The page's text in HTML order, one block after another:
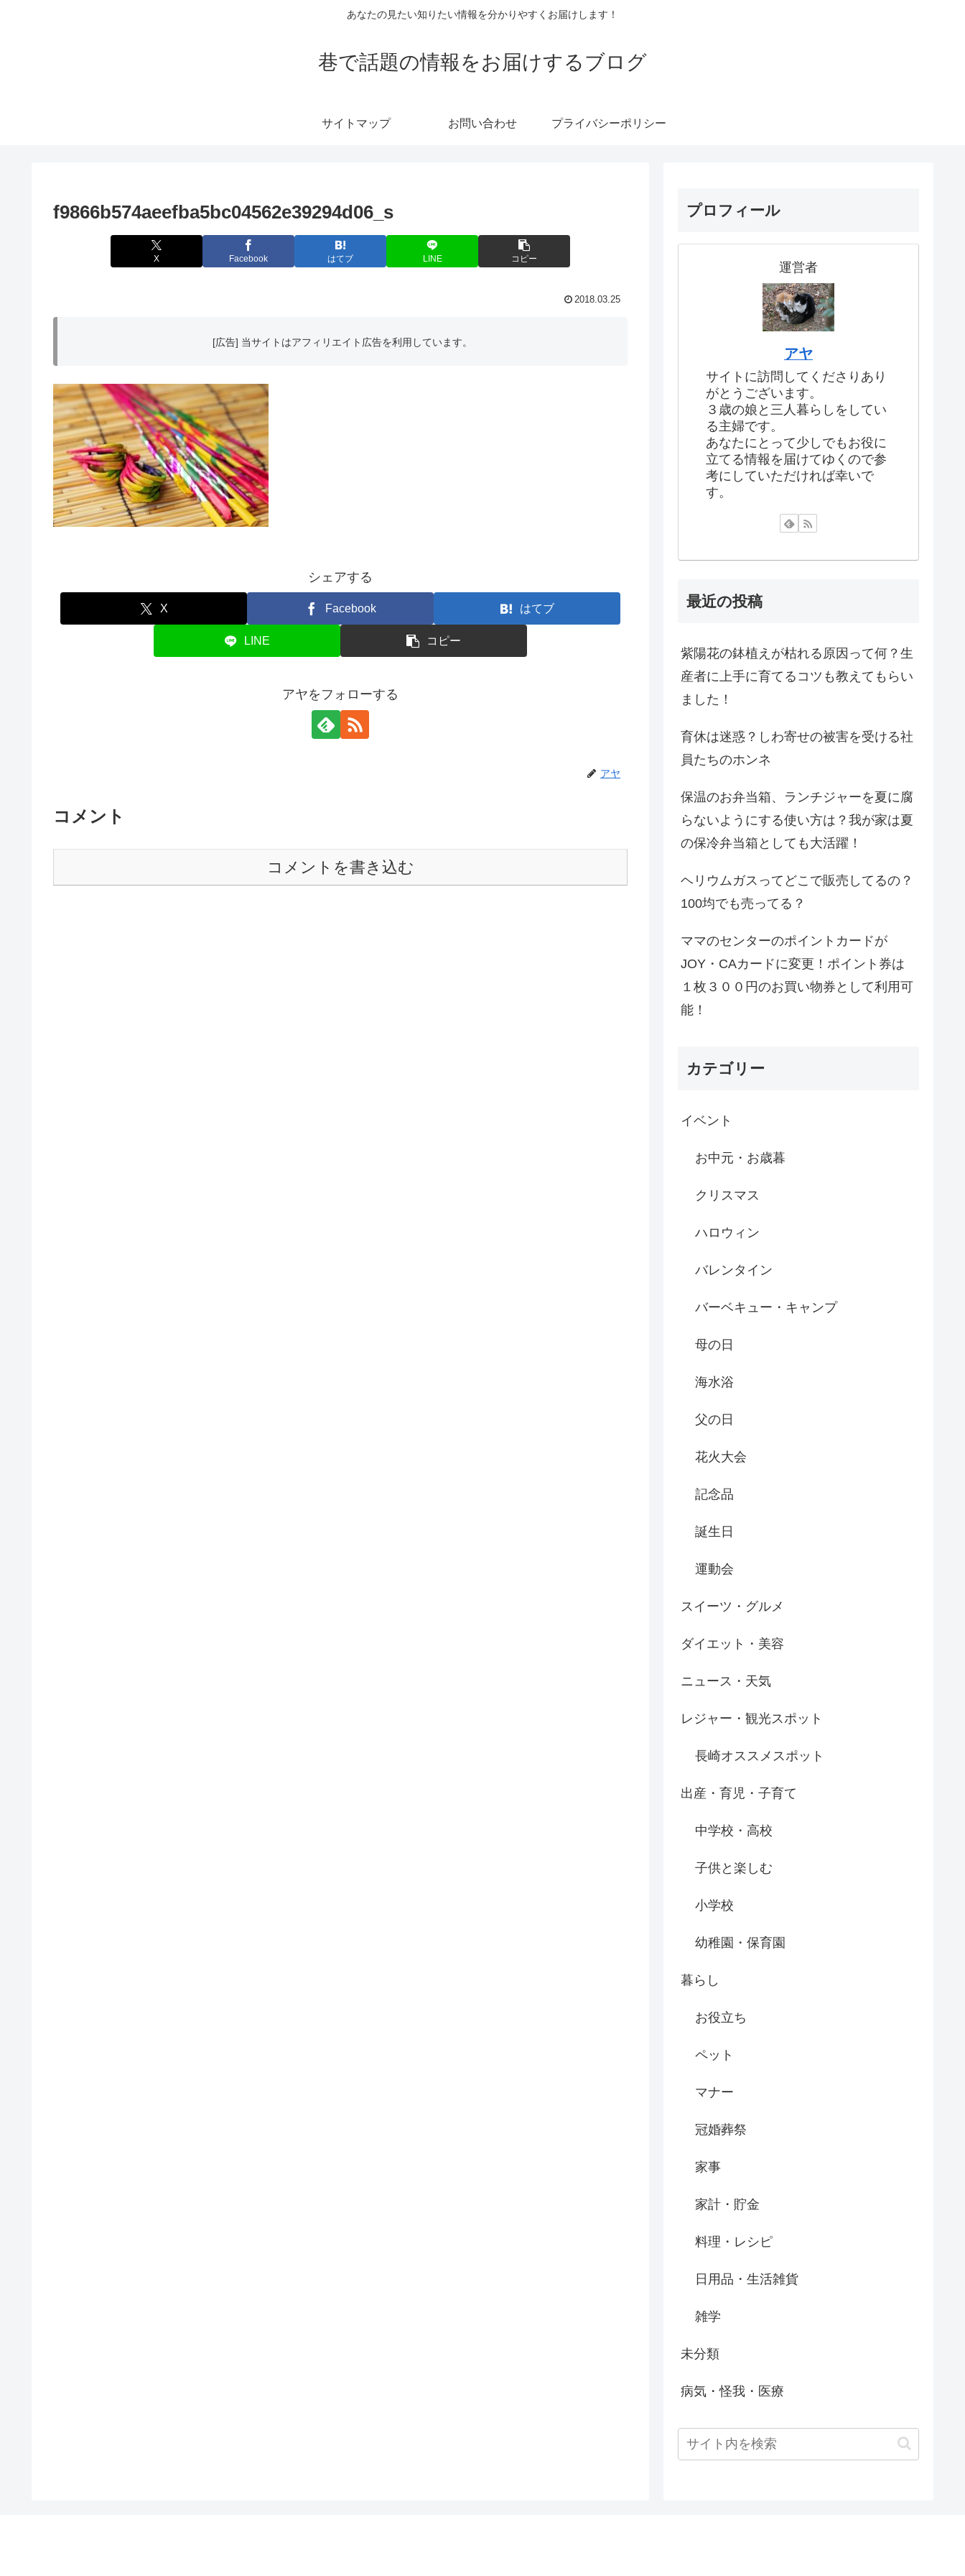
あなたの見たい知りたい情報を分かりやすくお届けします！
巷で話題の情報をお届けするブログ
サイトマップ お問い合わせ プライバシーポリシー
f9866b574aeefba5bc04562e39294d06_s
X Facebook はてブ LINE コピー
2018.03.25
[広告] 当サイトはアフィリエイト広告を利用しています。
シェアする
X Facebook はてブ
LINE コピー
アヤをフォローする
アヤ
コメント
コメントを書き込む
プロフィール
運営者
アヤ
サイトに訪問してくださりあり
がとうございます。
３歳の娘と三人暮らしをしてい
る主婦です。
あなたにとって少しでもお役に
立てる情報を届けてゆくので参
考にしていただければ幸いで
す。
最近の投稿
紫陽花の鉢植えが枯れる原因って何？生
産者に上手に育てるコツも教えてもらい
ました！
育休は迷惑？しわ寄せの被害を受ける社
員たちのホンネ
保温のお弁当箱、ランチジャーを夏に腐
らないようにする使い方は？我が家は夏
の保冷弁当箱としても大活躍！
ヘリウムガスってどこで販売してるの？
100均でも売ってる？
ママのセンターのポイントカードが
JOY・CAカードに変更！ポイント券は
１枚３００円のお買い物券として利用可
能！
カテゴリー
イベント
お中元・お歳暮
クリスマス
ハロウィン
バレンタイン
バーベキュー・キャンプ
母の日
海水浴
父の日
花火大会
記念品
誕生日
運動会
スイーツ・グルメ
ダイエット・美容
ニュース・天気
レジャー・観光スポット
長崎オススメスポット
出産・育児・子育て
中学校・高校
子供と楽しむ
小学校
幼稚園・保育園
暮らし
お役立ち
ペット
マナー
冠婚葬祭
家事
家計・貯金
料理・レシピ
日用品・生活雑貨
雑学
未分類
病気・怪我・医療